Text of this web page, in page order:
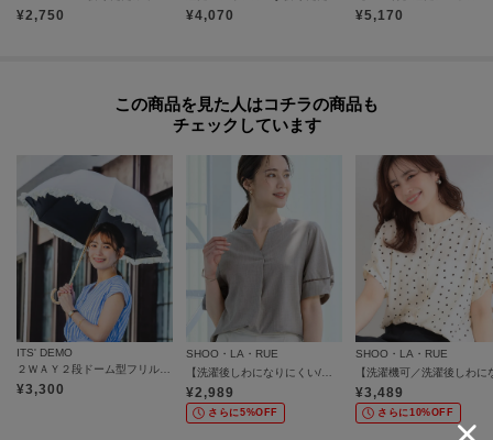
¥2,750 ¥4,070 ¥5,170
この商品を見た人はコチラの商品も
チェックしています
ITS' DEMO
¥3,300
SHOO・LA・RUE
¥2,989
さらに5%OFF
SHOO・LA・RUE
¥3,489
さらに10%OFF